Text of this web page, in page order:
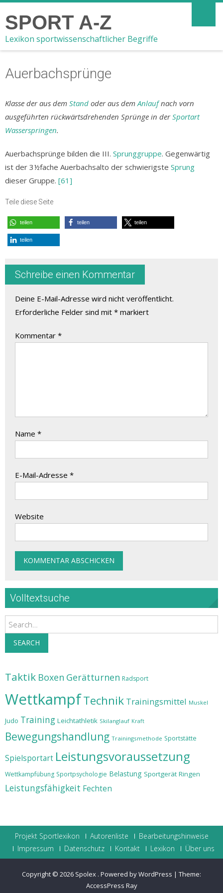
SPORT A-Z
Lexikon sportwissenschaftlicher Begriffe
Auerbachsprünge
Klasse der aus dem Stand oder aus demAnlaufnach vorn
ausgeführten rückwärtsdrehenden Sprünge in derSportart
Wasserspringen.
Auerbachsprünge bilden die III. Sprunggruppe. Gegenwärtig
ist der 3½fache Auerbachsalto der schwierigste Sprung
dieser Gruppe. [61]
Teile diese Seite
teilen teilen teilen
teilen
Schreibe einen Kommentar
Deine E-Mail-Adresse wird nicht veröffentlicht.
Erforderliche Felder sind mit * markiert
Kommentar *
Name *
E-Mail-Adresse *
Website
Volltextsuche
Search
SEARCH
Taktik Boxen Gerätturnen Radsport
WettkampfTechnik Trainingsmittel Muskel
Judo Training Leichtathletik Skilanglauf Kraft
Bewegungshandlung Trainingsmethode Sportstätte
Spielsportart Leistungsvoraussetzung
Wettkampfübung Sportpsychologie Belastung Sportgerät Ringen
Leistungsfähigkeit Fechten
Projekt Sportlexikon Autorenliste
Bearbeitungshinweise
Impressum
Datenschutz Kontakt Lexikon Über uns
Copyright © 2026 Spolex . Powered by WordPress | Theme:
AccessPress Ray